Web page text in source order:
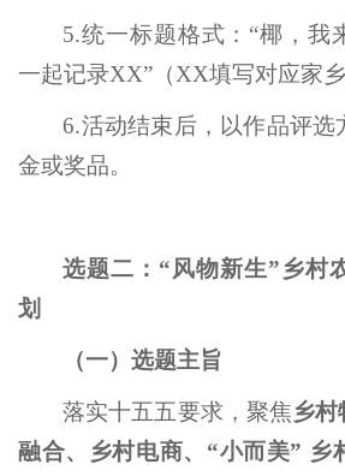
5.统一标题格式：“椰，
一起记录XX”（XX填写对应家乡
6.活动结束后，以作品评选
金或奖品。
选题二：“风物新生”乡村
划
（一）选题主旨
落实十五五要求，聚焦乡
融合、乡村电商、“小而美” 乡